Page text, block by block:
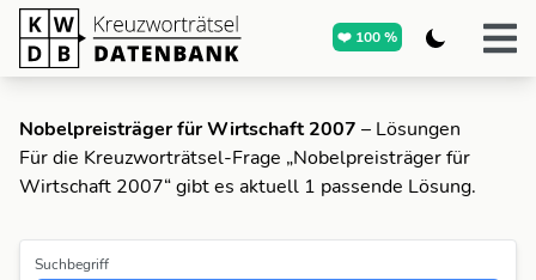
❤️ 100 %
Nobelpreisträger für Wirtschaft 2007 – Lösungen
Für die Kreuzworträtsel-Frage „Nobelpreisträger für
Wirtschaft 2007“ gibt es aktuell 1 passende Lösung.
Suchbegriff